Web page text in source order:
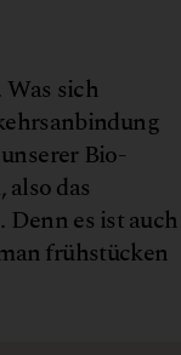
sich
Bio-
das
es ist auch
frühstücken